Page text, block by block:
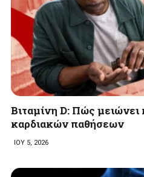
Βιταμίνη D: Πώς μειώνει
καρδιακών παθήσεων
ΙΟΥ 5, 2026